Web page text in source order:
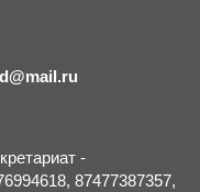
-
87477387357,